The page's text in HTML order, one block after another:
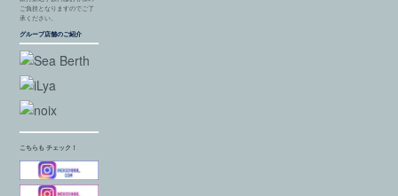
ご負担となりますのでご了
承ください。
グループ店舗のご紹介
こちらも チェック！